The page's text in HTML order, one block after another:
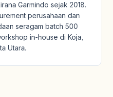
Garmindo sejak 2018.
perusahaan dan
seragam batch 500
in-house di Koja,
Utara.